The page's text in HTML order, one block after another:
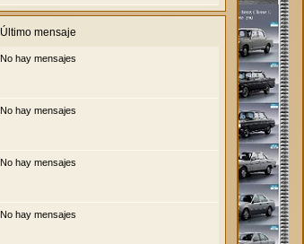
ú
l
t
i
o
a
Último mensaje
No hay mensajes
No hay mensajes
No hay mensajes
No hay mensajes